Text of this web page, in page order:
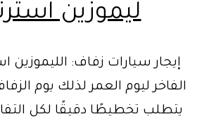
ليموزين
إيجار سيارات زفاف: الليموزين
الفاخر ليوم العمر لذلك يوم
يتطلب تخطيطًا دقيقًا لكل